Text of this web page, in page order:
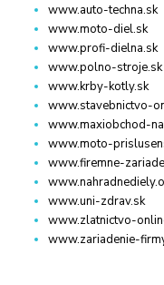
www.auto-techna.sk
www.moto-diel.sk
www.profi-dielna.sk
www.polno-stroje.sk
www.krby-kotly.sk
www.stavebnictvo-
www.maxiobchod-
www.moto-
www.firemne-
www.uni-zdrav.sk
www.zlatnictvo-
www.zariadenie-